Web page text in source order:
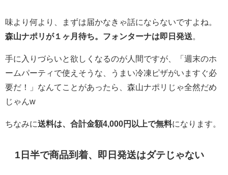
味より何より、まずは届かなきゃ話にならないですよね。
森山ナポリが１ヶ月待ち。フォンターナは即日発送。
手に入りづらいと欲しくなるのが人間ですが、「週末のホ
ームパーティで使えそうな、うまい冷凍ピザがいますぐ必
要だ！」なんてことがあったら、森山ナポリじゃ全然だめ
じゃんw
ちなみに送料は、合計金額4,000円以上で無料になります。
1日半で商品到着、即日発送はダテじゃない